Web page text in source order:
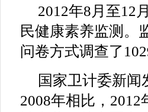
2012年8月至12
民健康素养监测。
问卷方式调查了
国家卫计委新
2008年相比，